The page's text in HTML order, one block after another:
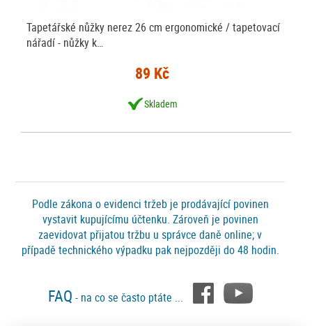
Tapetářské nůžky nerez 26 cm ergonomické / tapetovací
nářadí - nůžky k…
89 Kč
Skladem
Podle zákona o evidenci tržeb je prodávající povinen
vystavit kupujícímu účtenku. Zároveň je povinen
zaevidovat přijatou tržbu u správce daně online; v
případě technického výpadku pak nejpozději do 48 hodin.
FAQ - na co se často ptáte ...